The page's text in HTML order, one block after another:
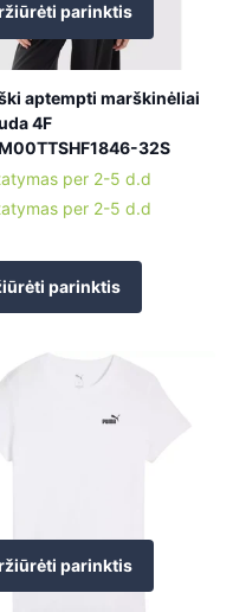
parinktis
aptempti marškinėliai
4F
32S
per 2-5 d.d
per 2-5 d.d
parinktis
parinktis